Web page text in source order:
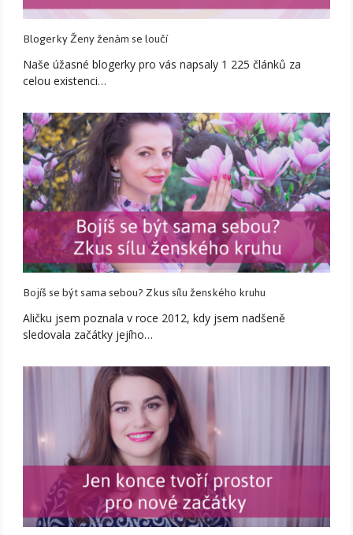
Blogerky Ženy ženám se loučí
Naše úžasné blogerky pro vás napsaly 1 225 článků za
celou existenci…
Bojíš se být sama sebou? Zkus sílu ženského kruhu
Aličku jsem poznala v roce 2012, kdy jsem nadšeně
sledovala začátky jejího…